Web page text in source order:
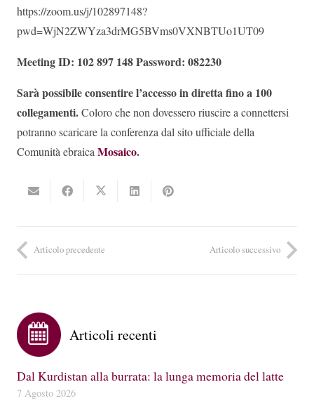
https://zoom.us/j/102897148?
pwd=WjN2ZWYza3drMG5BVms0VXNBTUo1UT09
Meeting ID: 102 897 148 Password: 082230
Sarà possibile consentire l’accesso in diretta fino a 100
collegamenti.Coloro che non dovessero riuscire a connettersi
potranno scaricare la conferenza dal sito ufficiale della
Comunità ebraica Mosaico.
Articolo precedente Articolo successivo
Articoli recenti
Dal Kurdistan alla burrata: la lunga memoria del latte
7 Agosto 2026